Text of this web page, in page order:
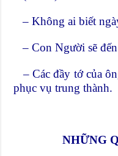
– Không ai biết
– Con Người sẽ
– Các đầy tớ của
phục vụ trung thành.
NHỮNG